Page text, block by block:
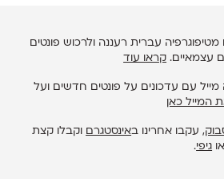
עברית רעננה ולרכוש פונטים
עצמאיים. קראו עוד
עם עדכונים על פונטים חדשים ועל
המייל כאן
, עקבו אחרינו באינסטגרם
וקבלו קצת
גיפי.